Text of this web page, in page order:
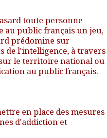
toute personne
au public français un jeu,
prédomine sur
de l'intelligence, à travers
le territoire national ou
au public français.
en place des mesures
d'addiction et